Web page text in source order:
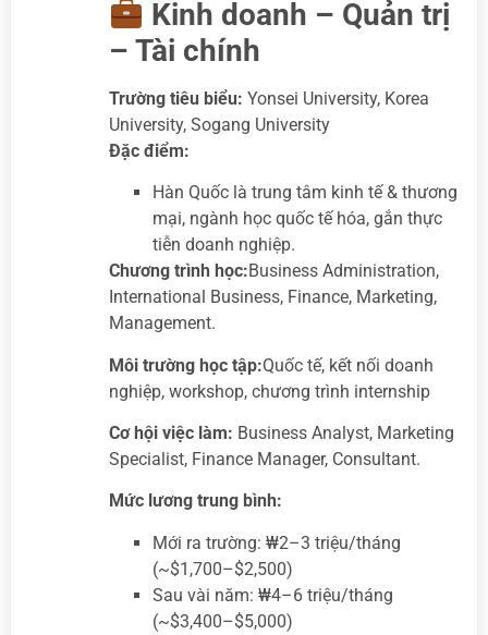
Kinh doanh – Quản trị
– Tài chính
Trường tiêu biểu: Yonsei University, Korea
University, Sogang University
Đặc điểm:
Hàn Quốc là trung tâm kinh tế & thương
mại, ngành học quốc tế hóa, gắn thực
tiễn doanh nghiệp.
Chương trình học:Business Administration,
International Business, Finance, Marketing,
Management.
Môi trường học tập:Quốc tế, kết nối doanh
nghiệp, workshop, chương trình internship
Cơ hội việc làm: Business Analyst, Marketing
Specialist, Finance Manager, Consultant.
Mức lương trung bình:
Mới ra trường: ₩2–3 triệu/tháng
(~$1,700–$2,500)
Sau vài năm: ₩4–6 triệu/tháng
(~$3,400–$5,000)